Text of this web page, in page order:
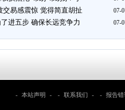
交易感震惊 觉得简直胡扯 07-
进五步 确保长远竞争力 07-
- 本站声明 - - 联系我们 - - 报告